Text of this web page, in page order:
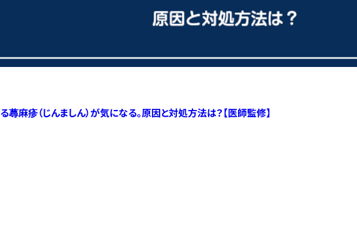
蕁麻疹（じんましん）が気になる。原因と対処方法は？【医師監修】